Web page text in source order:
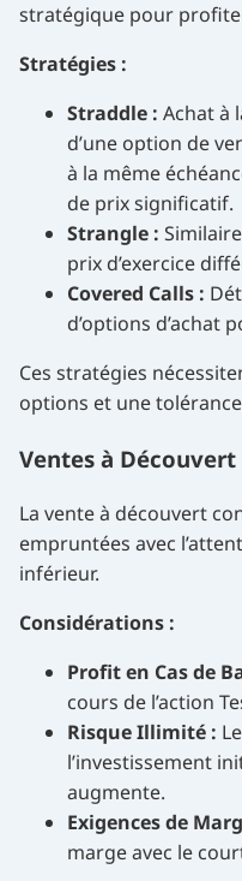
stratégique pour
Stratégies :
Straddle : Achat à
d’une option de
à la même
de prix significatif.
Strangle :
prix d’exercice
Covered Calls :
d’options d’achat
Ces stratégies
options et une
Ventes à Découvert
La vente à découvert
empruntées avec
inférieur.
Considérations :
Profit en Cas de
cours de l’action
Risque Illimité :
l’investissement
augmente.
Exigences de
marge avec le